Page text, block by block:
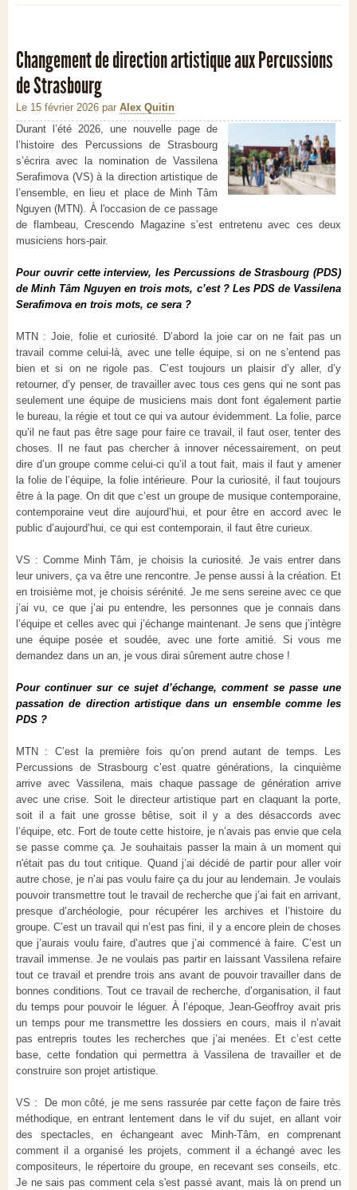
Changement de direction artistique aux Percussions
de Strasbourg
Le 15 février 2026 par Alex Quitin
Durant l’été 2026, une nouvelle page de
l’histoire des Percussions de Strasbourg
s’écrira avec la nomination de Vassilena
Serafimova (VS) à la direction artistique de
l’ensemble, en lieu et place de Minh Tâm
Nguyen (MTN). À l'occasion de ce passage
de flambeau, Crescendo Magazine s’est entretenu avec ces deux
musiciens hors-pair.
Pour ouvrir cette interview, les Percussions de Strasbourg (PDS)
de Minh Tâm Nguyen en trois mots, c’est ? Les PDS de Vassilena
Serafimova en trois mots, ce sera ?
MTN : Joie, folie et curiosité. D’abord la joie car on ne fait pas un
travail comme celui-là, avec une telle équipe, si on ne s’entend pas
bien et si on ne rigole pas. C’est toujours un plaisir d’y aller, d’y
retourner, d’y penser, de travailler avec tous ces gens qui ne sont pas
seulement une équipe de musiciens mais dont font également partie
le bureau, la régie et tout ce qui va autour évidemment. La folie, parce
qu’il ne faut pas être sage pour faire ce travail, il faut oser, tenter des
choses. Il ne faut pas chercher à innover nécessairement, on peut
dire d’un groupe comme celui-ci qu’il a tout fait, mais il faut y amener
la folie de l’équipe, la folie intérieure. Pour la curiosité, il faut toujours
être à la page. On dit que c’est un groupe de musique contemporaine,
contemporaine veut dire aujourd’hui, et pour être en accord avec le
public d’aujourd’hui, ce qui est contemporain, il faut être curieux.
VS : Comme Minh Tâm, je choisis la curiosité. Je vais entrer dans
leur univers, ça va être une rencontre. Je pense aussi à la création. Et
en troisième mot, je choisis sérénité. Je me sens sereine avec ce que
j’ai vu, ce que j’ai pu entendre, les personnes que je connais dans
l’équipe et celles avec qui j’échange maintenant. Je sens que j’intègre
une équipe posée et soudée, avec une forte amitié. Si vous me
demandez dans un an, je vous dirai sûrement autre chose !
Pour continuer sur ce sujet d’échange, comment se passe une
passation de direction artistique dans un ensemble comme les
PDS ?
MTN : C’est la première fois qu’on prend autant de temps. Les
Percussions de Strasbourg c’est quatre générations, la cinquième
arrive avec Vassilena, mais chaque passage de génération arrive
avec une crise. Soit le directeur artistique part en claquant la porte,
soit il a fait une grosse bêtise, soit il y a des désaccords avec
l’équipe, etc. Fort de toute cette histoire, je n’avais pas envie que cela
se passe comme ça. Je souhaitais passer la main à un moment qui
n'était pas du tout critique. Quand j’ai décidé de partir pour aller voir
autre chose, je n’ai pas voulu faire ça du jour au lendemain. Je voulais
pouvoir transmettre tout le travail de recherche que j’ai fait en arrivant,
presque d’archéologie, pour récupérer les archives et l’histoire du
groupe. C’est un travail qui n’est pas fini, il y a encore plein de choses
que j’aurais voulu faire, d’autres que j’ai commencé à faire. C’est un
travail immense. Je ne voulais pas partir en laissant Vassilena refaire
tout ce travail et prendre trois ans avant de pouvoir travailler dans de
bonnes conditions. Tout ce travail de recherche, d’organisation, il faut
du temps pour pouvoir le léguer. À l’époque, Jean-Geoffroy avait pris
un temps pour me transmettre les dossiers en cours, mais il n’avait
pas entrepris toutes les recherches que j’ai menées. Et c’est cette
base, cette fondation qui permettra à Vassilena de travailler et de
construire son projet artistique.
VS : De mon côté, je me sens rassurée par cette façon de faire très
méthodique, en entrant lentement dans le vif du sujet, en allant voir
des spectacles, en échangeant avec Minh-Tâm, en comprenant
comment il a organisé les projets, comment il a échangé avec les
compositeurs, le répertoire du groupe, en recevant ses conseils, etc.
Je ne sais pas comment cela s'est passé avant, mais là on prend un